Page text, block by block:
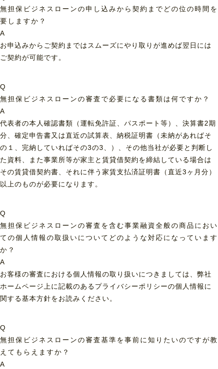
無担保ビジネスローンの申し込みから契約までどの位の時間を
要しますか？
A
お申込みからご契約まではスムーズにやり取りが進めば翌日には
ご契約が可能です。
Q
無担保ビジネスローンの審査で必要になる書類は何ですか？
A
代表者の本人確認書類（運転免許証、パスポート等）、決算書2期
分、確定申告書又は直近の試算表、納税証明書（未納があればそ
の１、完納していればその3の3、）、その他当社が必要と判断し
た資料、また事業所等が家主と賃貸借契約を締結している場合は
その賃貸借契約書、それに伴う家賃支払済証明書（直近3ヶ月分）
以上のものが必要になります。
Q
無担保ビジネスローンの審査を含む事業融資全般の商品におい
ての個人情報の取扱いについてどのような対応になっています
か？
A
お客様の審査における個人情報の取り扱いにつきましては、弊社
ホームページ上に記載のあるプライバシーポリシーの個人情報に
関する基本方針をお読みください。
Q
無担保ビジネスローンの審査基準を事前に知りたいのですが教
えてもらえますか？
A